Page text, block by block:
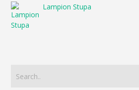
Lampion Stupa